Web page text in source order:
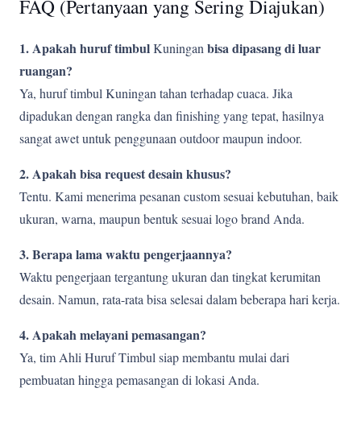
FAQ (Pertanyaan yang Sering Diajukan)
1. Apakah huruf timbulKuningan bisa dipasang di luar
ruangan?
Ya, huruf timbul Kuningan tahan terhadap cuaca. Jika
dipadukan dengan rangka dan finishing yang tepat, hasilnya
sangat awet untuk penggunaan outdoor maupun indoor.
2. Apakah bisa request desain khusus?
Tentu. Kami menerima pesanan custom sesuai kebutuhan, baik
ukuran, warna, maupun bentuk sesuai logo brand Anda.
3. Berapa lama waktu pengerjaannya?
Waktu pengerjaan tergantung ukuran dan tingkat kerumitan
desain. Namun, rata-rata bisa selesai dalam beberapa hari kerja.
4. Apakah melayani pemasangan?
Ya, tim Ahli Huruf Timbul siap membantu mulai dari
pembuatan hingga pemasangan di lokasi Anda.